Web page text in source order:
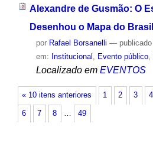
Alexandre de Gusmão: O
Desenhou o Mapa do Brasil
por Rafael Borsanelli — publicado
em: Institucional , Evento público,
Localizado em EVENTOS
« 10 itens anteriores 1 2 3 4
6 7 8 … 49